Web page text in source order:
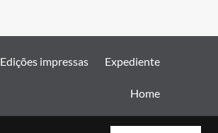
Edições impressas Expediente
Home